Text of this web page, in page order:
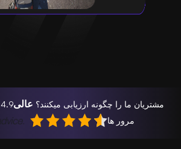
مشتریان ما را چگونه ارزیابی میکنند؟ عالی4.9 از 5 بر اساس
مرور ها